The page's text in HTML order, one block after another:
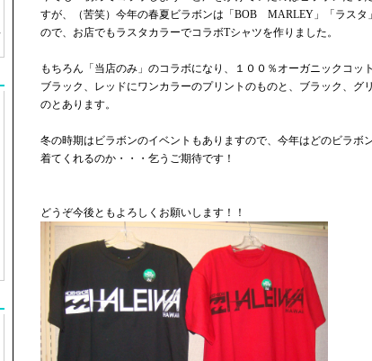
すが、（苦笑）今年の春夏ビラボンは「BOB MARLEY」「ラスタ
ので、お店でもラスタカラーでコラボTシャツを作りました。
もちろん「当店のみ」のコラボになり、１００％オーガニックコッ
ブラック、レッドにワンカラーのプリントのものと、ブラック、グ
のとあります。
冬の時期はビラボンのイベントもありますので、今年はどのビラボ
着てくれるのか・・・乞うご期待です！
どうぞ今後ともよろしくお願いします！！